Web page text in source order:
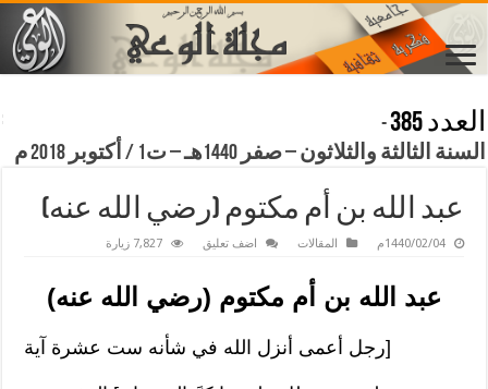
العدد 385
-
السنة الثالثة والثلاثون – صفر 1440هـ – ت1 / أكتوبر 2018 م
عبد الله بن أم مكتوم (رضي الله عنه)
1440/02/04م المقالات اضف تعليق 7,827 زيارة
عبد الله بن أم مكتوم (رضي الله عنه)
[رجل أعمى أنزل الله في شأنه ست عشرة آية